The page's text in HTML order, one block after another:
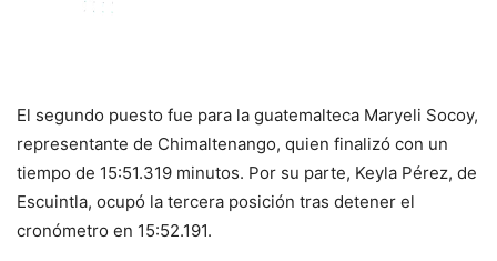
El segundo puesto fue para la guatemalteca Maryeli Socoy,
representante de Chimaltenango, quien finalizó con un
tiempo de 15:51.319 minutos. Por su parte, Keyla Pérez, de
Escuintla, ocupó la tercera posición tras detener el
cronómetro en 15:52.191.